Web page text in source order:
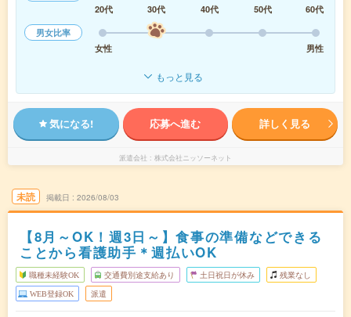
20代
30代 40代 50代
60代
男女比率
女性
男性
もっと見る
気になる! 応募へ進む 詳しく見る
派遣会社 株式会社ニッソーネット
未読 掲載日 2026/08/03
【8月～OK！週3日～】食事の準備などできる
ことから看護助手＊週払いOK
職種未経験OK 交通費別途支給あり 土日祝日が休み 残業なし
WEB登録OK 派遣